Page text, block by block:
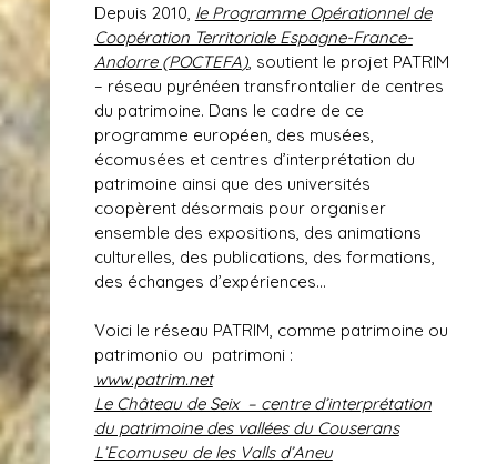
Depuis 2010, le Programme Opérationnel de
Coopération Territoriale Espagne-France-
Andorre (POCTEFA), soutient le projet PATRIM
– réseau pyrénéen transfrontalier de centres
du patrimoine. Dans le cadre de ce
programme européen, des musées,
écomusées et centres d’interprétation du
patrimoine ainsi que des universités
coopèrent désormais pour organiser
ensemble des expositions, des animations
culturelles, des publications, des formations,
des échanges d’expériences…
Voici le réseau PATRIM, comme patrimoine ou
patrimonio ou patrimoni :
www.patrim.net
Le Château de Seix – centre d’interprétation
du patrimoine des vallées du Couserans
L’Ecomuseu de les Valls d’Aneu